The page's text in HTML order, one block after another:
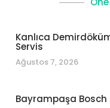
Kanlıca
Servis
Ağustos 7, 2026
Bayrampaşa Bosch